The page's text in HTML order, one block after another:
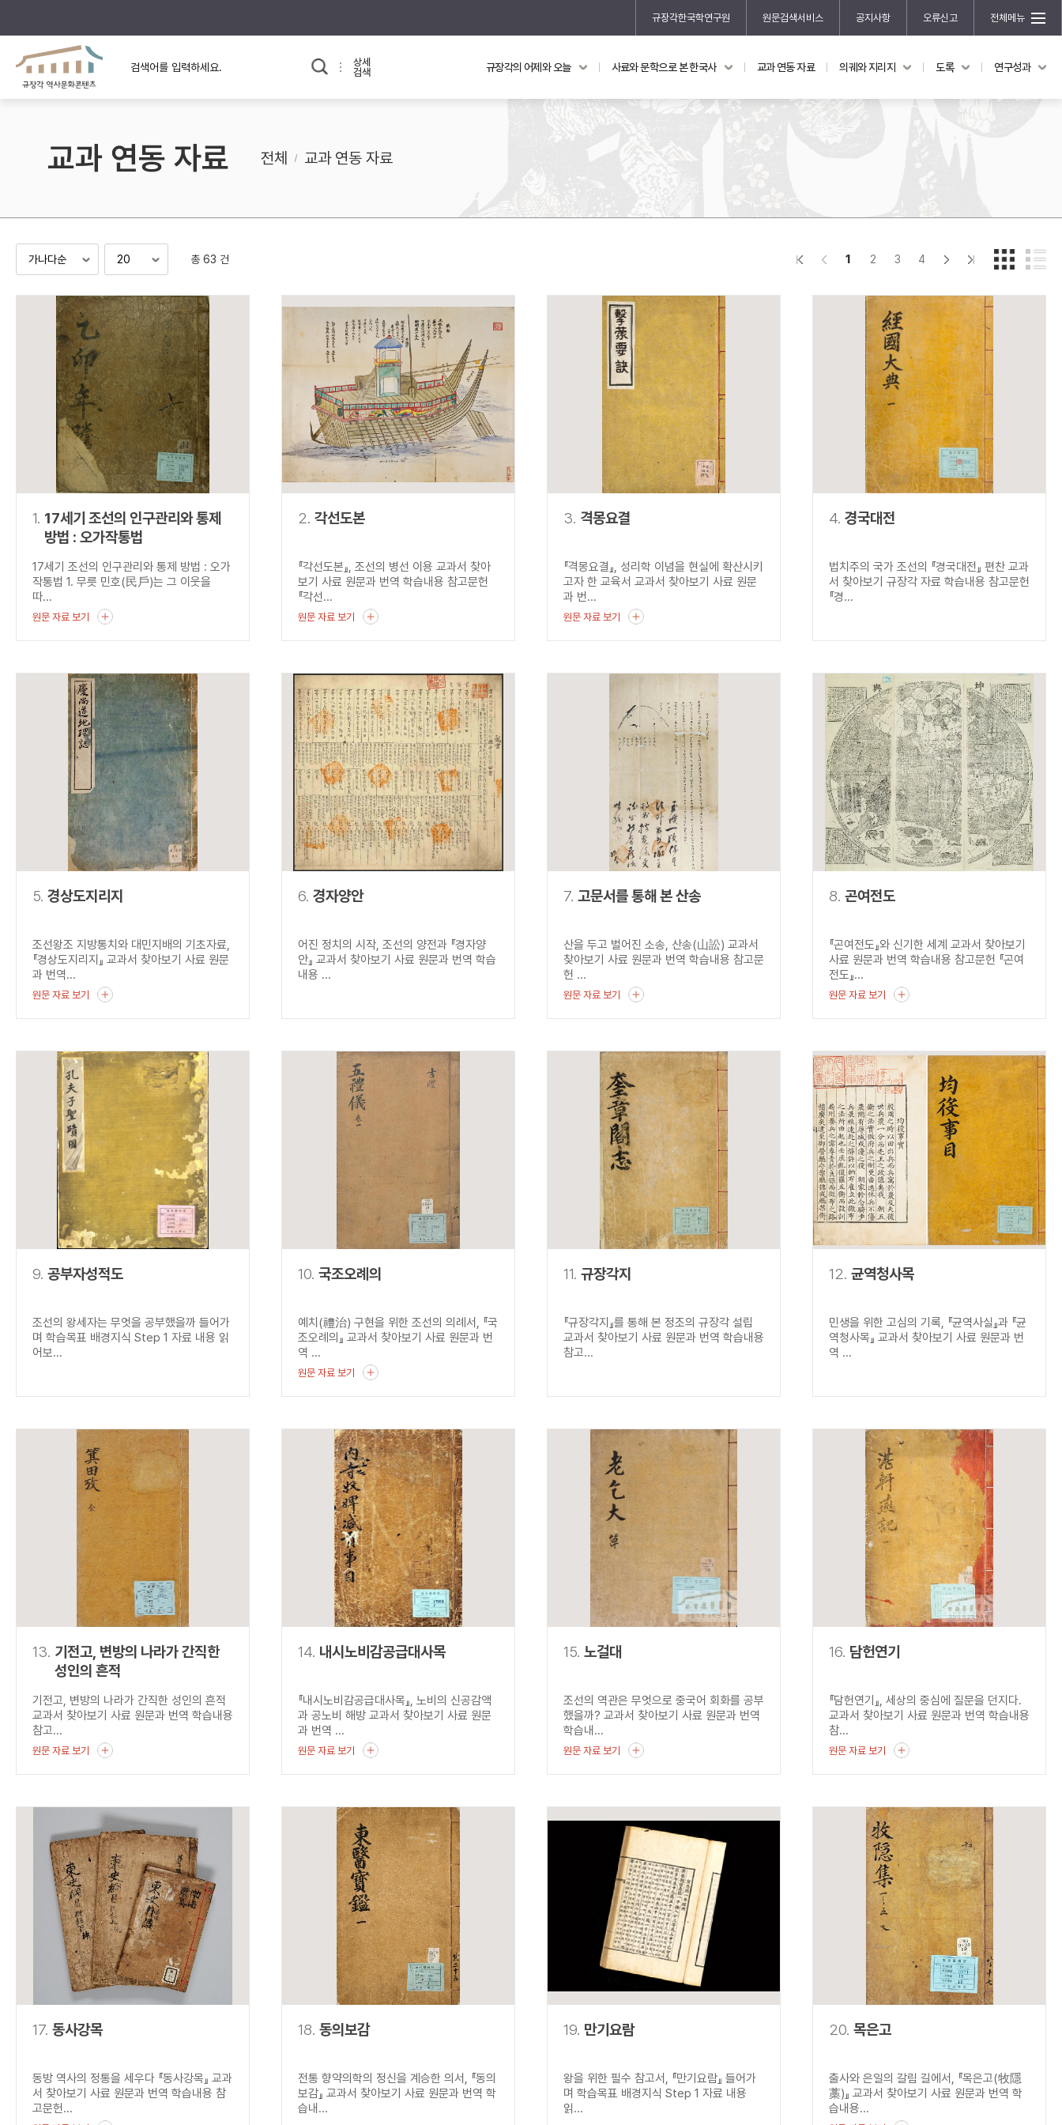
규장각한국학연구원 원문검색서비스 공지사항 오류신고 전체메뉴
규장각의 어제와 오늘
규장각 소개영상
사료와 문학으로 본
고대
고려
조선 후기
교과 연동 자료 의궤와 지리지 도록 연구성과
신진학자 초청 연구교류 사업
규장각-산기 연구비 지원 사업
기획연구
홍재 한국학 펠로십 프로그램
상세
검색
검색 연산자 사용안내
연산자 설명
AND 정조 AND 정약용
“정조”와 “정약용”이 동시에 포함된 자료를 검
OR 정조 OR 정약용 “정조” 또는 “정약용”이 포함된 자료를 검색
NOT 정조 NOT 정약용
“정조”가 나온 후 “정약용”이 나오지 않는 자
료를 검색
동시에 여러 개의 연산자를 사용할 수 있습니다.
규장각의 어제와 오늘 사료와 문학으로 본 한국사 교과 연동 자료 의궤와 지리지 도록 연구성과
교과 연동 자료 전체 교과 연동 자료
총 63 건 1 2 3 4
1. 17세기 조선의 인구관리와 통제
방법 : 오가작통법
17세기 조선의 인구관리와 통제 방법 : 오가
작통법 1. 무릇 민호(民戶)는 그 이웃을
따...
원문 자료 보기
2. 각선도본
『각선도본』, 조선의 병선 이용 교과서 찾아
보기 사료 원문과 번역 학습내용 참고문헌
『각선...
원문 자료 보기
3. 격몽요결
『격몽요결』, 성리학 이념을 현실에 확산시키
고자 한 교육서 교과서 찾아보기 사료 원문
과 번...
원문 자료 보기
4. 경국대전
법치주의 국가 조선의 『경국대전』 편찬 교과
서 찾아보기 규장각 자료 학습내용 참고문헌
『경...
5. 경상도지리지
조선왕조 지방통치와 대민지배의 기초자료,
『경상도지리지』 교과서 찾아보기 사료 원문
과 번역...
원문 자료 보기
6. 경자양안
어진 정치의 시작, 조선의 양전과 『경자양
안』 교과서 찾아보기 사료 원문과 번역 학습
내용 ...
7. 고문서를 통해 본 산송
산을 두고 벌어진 소송, 산송(山訟) 교과서
찾아보기 사료 원문과 번역 학습내용 참고문
헌 ...
원문 자료 보기
8. 곤여전도
『곤여전도』와 신기한 세계 교과서 찾아보기
사료 원문과 번역 학습내용 참고문헌 『곤여
전도』...
원문 자료 보기
9. 공부자성적도
조선의 왕세자는 무엇을 공부했을까 들어가
며 학습목표 배경지식 Step 1 자료 내용 읽
어보...
10. 국조오례의
예치(禮治) 구현을 위한 조선의 의례서, 『국
조오례의』 교과서 찾아보기 사료 원문과 번
역 ...
원문 자료 보기
11. 규장각지
『규장각지』를 통해 본 정조의 규장각 설립
교과서 찾아보기 사료 원문과 번역 학습내용
참고...
12. 균역청사목
민생을 위한 고심의 기록, 『균역사실』과 『균
역청사목』 교과서 찾아보기 사료 원문과 번
역 ...
13. 기전고, 변방의 나라가 간직한
성인의 흔적
기전고, 변방의 나라가 간직한 성인의 흔적
교과서 찾아보기 사료 원문과 번역 학습내용
참고...
원문 자료 보기
14. 내시노비감공급대사목
『내시노비감공급대사목』, 노비의 신공감액
과 공노비 해방 교과서 찾아보기 사료 원문
과 번역 ...
원문 자료 보기
15. 노걸대
조선의 역관은 무엇으로 중국어 회화를 공부
했을까? 교과서 찾아보기 사료 원문과 번역
학습내...
원문 자료 보기
16. 담헌연기
『담헌연기』, 세상의 중심에 질문을 던지다.
교과서 찾아보기 사료 원문과 번역 학습내용
참...
원문 자료 보기
17. 동사강목
동방 역사의 정통을 세우다 『동사강목』 교과
서 찾아보기 사료 원문과 번역 학습내용 참
고문헌...
18. 동의보감
전통 향약의학의 정신을 계승한 의서, 『동의
보감』 교과서 찾아보기 사료 원문과 번역 학
습내...
19. 만기요람
왕을 위한 필수 참고서, 『만기요람』 들어가
며 학습목표 배경지식 Step 1 자료 내용
읽...
20. 목은고
출사와 은일의 갈림 길에서, 『목은고(牧隱
藁)』 교과서 찾아보기 사료 원문과 번역 학
습내용...